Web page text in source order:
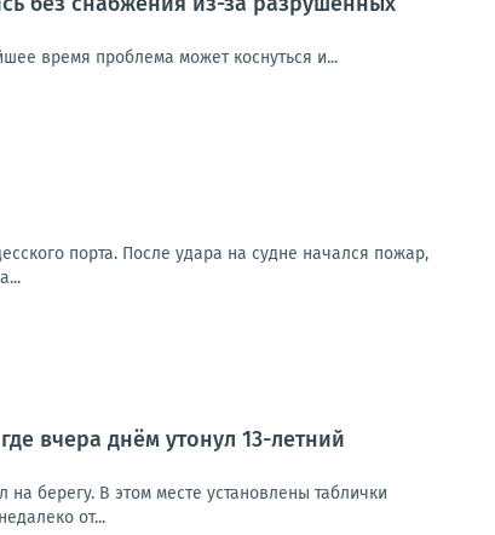
время проблема может коснуться и...
порта. После удара на судне начался пожар,
вчера днём утонул 13-летний
берегу. В этом месте установлены таблички
от...